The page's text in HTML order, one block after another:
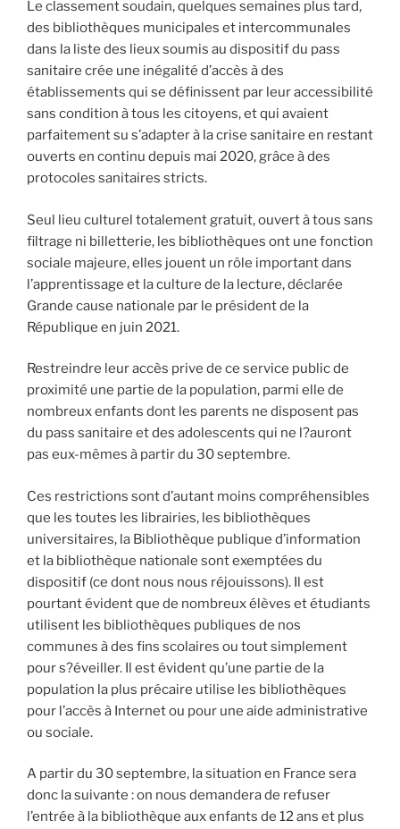
Le classement soudain, quelques semaines plus tard,
des bibliothèques municipales et intercommunales
dans la liste des lieux soumis au dispositif du pass
sanitaire crée une inégalité d’accès à des
établissements qui se définissent par leur accessibilité
sans condition à tous les citoyens, et qui avaient
parfaitement su s’adapter à la crise sanitaire en restant
ouverts en continu depuis mai 2020, grâce à des
protocoles sanitaires stricts.
Seul lieu culturel totalement gratuit, ouvert à tous sans
filtrage ni billetterie, les bibliothèques ont une fonction
sociale majeure, elles jouent un rôle important dans
l’apprentissage et la culture de la lecture, déclarée
Grande cause nationale par le président de la
République en juin 2021.
Restreindre leur accès prive de ce service public de
proximité une partie de la population, parmi elle de
nombreux enfants dont les parents ne disposent pas
du pass sanitaire et des adolescents qui ne l?auront
pas eux-mêmes à partir du 30 septembre.
Ces restrictions sont d’autant moins compréhensibles
que les toutes les librairies, les bibliothèques
universitaires, la Bibliothèque publique d’information
et la bibliothèque nationale sont exemptées du
dispositif (ce dont nous nous réjouissons). Il est
pourtant évident que de nombreux élèves et étudiants
utilisent les bibliothèques publiques de nos
communes à des fins scolaires ou tout simplement
pour s?éveiller. Il est évident qu’une partie de la
population la plus précaire utilise les bibliothèques
pour l’accès à Internet ou pour une aide administrative
ou sociale.
A partir du 30 septembre, la situation en France sera
donc la suivante : on nous demandera de refuser
l’entrée à la bibliothèque aux enfants de 12 ans et plus